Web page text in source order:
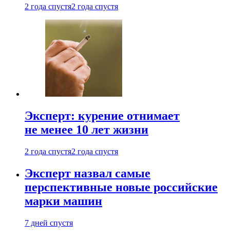
2 года спустя2 года спустя
Эксперт: курение отнимает
не менее 10 лет жизни
2 года спустя2 года спустя
Эксперт назвал самые
перспективные новые российские
марки машин
7 дней спустя